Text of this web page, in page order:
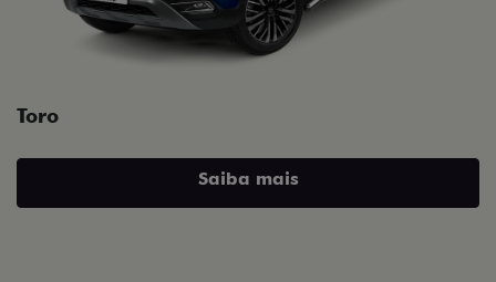
Toro
Saiba mais